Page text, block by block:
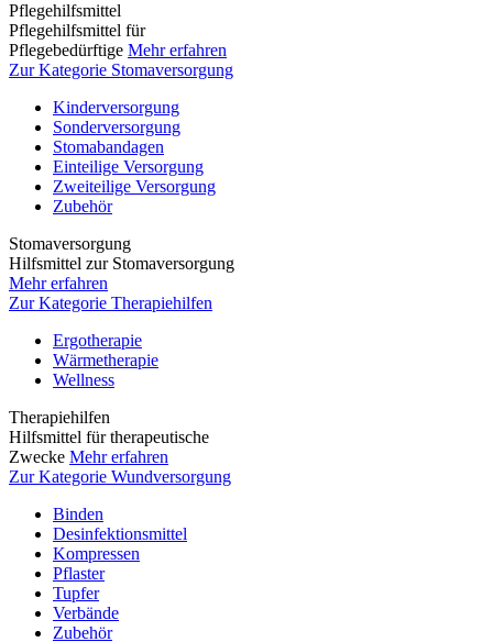
Pflegehilfsmittel
Pflegehilfsmittel für
Pflegebedürftige Mehr erfahren
Zur Kategorie Stomaversorgung
Kinderversorgung
Sonderversorgung
Stomabandagen
Einteilige Versorgung
Zweiteilige Versorgung
Zubehör
Stomaversorgung
Hilfsmittel zur Stomaversorgung
Mehr erfahren
Zur Kategorie Therapiehilfen
Ergotherapie
Wärmetherapie
Wellness
Therapiehilfen
Hilfsmittel für therapeutische
Zwecke Mehr erfahren
Zur Kategorie Wundversorgung
Binden
Desinfektionsmittel
Kompressen
Pflaster
Tupfer
Verbände
Zubehör